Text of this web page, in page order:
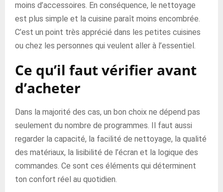
moins d’accessoires. En conséquence, le nettoyage
est plus simple et la cuisine paraît moins encombrée.
C’est un point très apprécié dans les petites cuisines
ou chez les personnes qui veulent aller à l’essentiel.
Ce qu’il faut vérifier avant
d’acheter
Dans la majorité des cas, un bon choix ne dépend pas
seulement du nombre de programmes. Il faut aussi
regarder la capacité, la facilité de nettoyage, la qualité
des matériaux, la lisibilité de l’écran et la logique des
commandes. Ce sont ces éléments qui déterminent
ton confort réel au quotidien.